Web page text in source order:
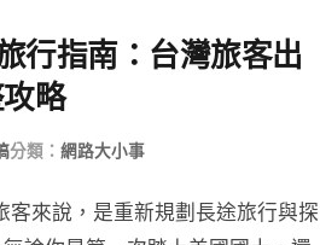
行指南：台灣旅客出
略
分類： 網路大小事
客來說，是重新規劃長途旅行與探